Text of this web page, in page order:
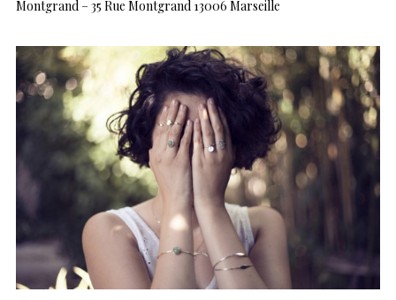
Montgrand – 35 Rue Montgrand 13006 Marseille